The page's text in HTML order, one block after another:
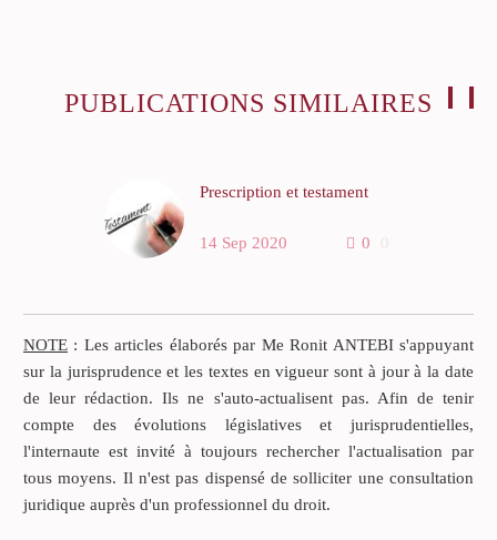
PUBLICATIONS SIMILAIRES
Prescription et testament
Que dit la jurisprudence sur
annulation d’un testament
(ou d’une libéralité, comme
donation, legs ou
assurance-vie) pour insanité
d’esprit (article 901 du
Code civil) ?
0 0
14 Sep 2020
NOTE : Les articles élaborés par Me Ronit ANTEBI s'appuyant
sur la jurisprudence et les textes en vigueur sont à jour à la date
de leur rédaction. Ils ne s'auto-actualisent pas. Afin de tenir
compte des évolutions législatives et jurisprudentielles,
l'internaute est invité à toujours rechercher l'actualisation par
tous moyens. Il n'est pas dispensé de solliciter une consultation
juridique auprès d'un professionnel du droit.